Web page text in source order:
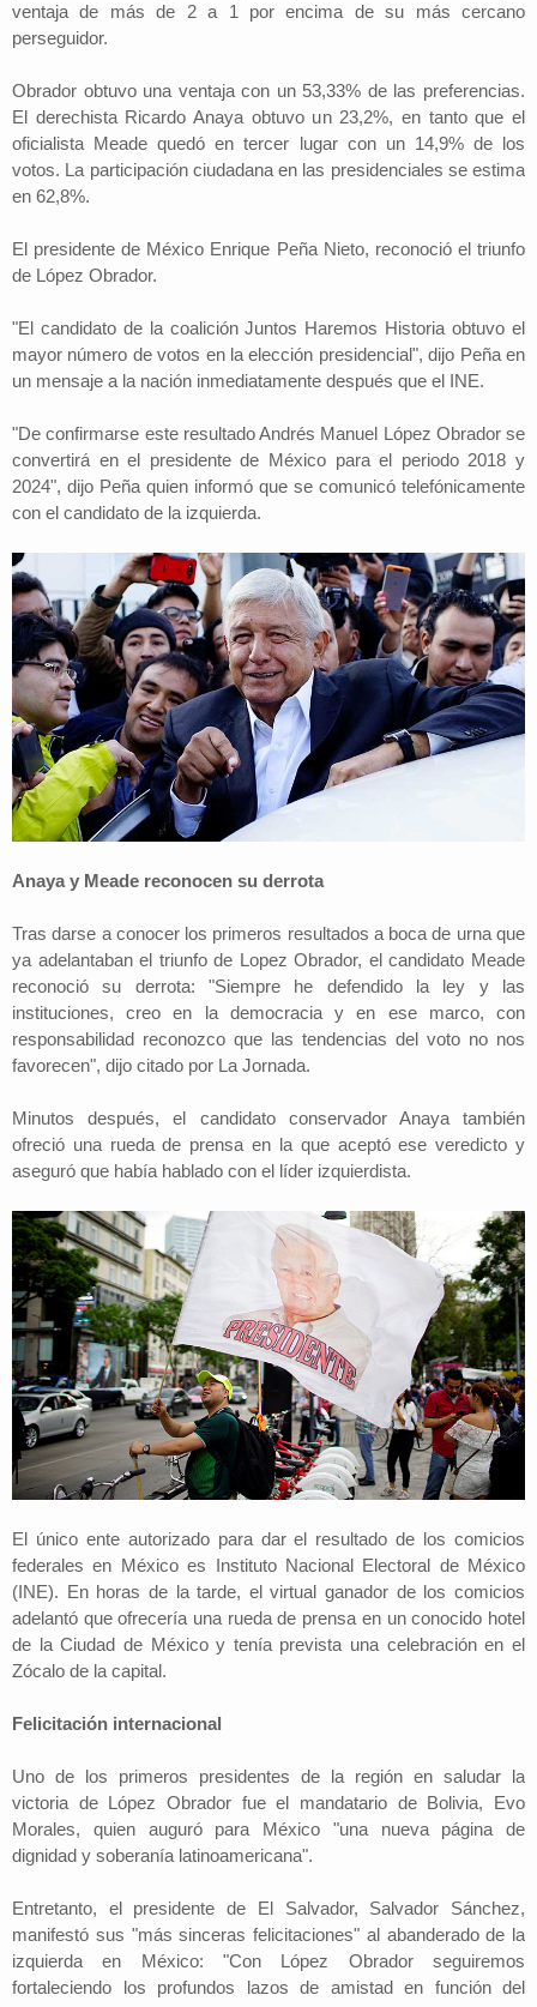
ventaja de más de 2 a 1 por encima de su más cercano
perseguidor.
Obrador obtuvo una ventaja con un 53,33% de las preferencias.
El derechista Ricardo Anaya obtuvo un 23,2%, en tanto que el
oficialista Meade quedó en tercer lugar con un 14,9% de los
votos. La participación ciudadana en las presidenciales se estima
en 62,8%.
El presidente de México Enrique Peña Nieto, reconoció el triunfo
de López Obrador.
"El candidato de la coalición Juntos Haremos Historia obtuvo el
mayor número de votos en la elección presidencial", dijo Peña en
un mensaje a la nación inmediatamente después que el INE.
"De confirmarse este resultado Andrés Manuel López Obrador se
convertirá en el presidente de México para el periodo 2018 y
2024", dijo Peña quien informó que se comunicó telefónicamente
con el candidato de la izquierda.
Anaya y Meade reconocen su derrota
Tras darse a conocer los primeros resultados a boca de urna que
ya adelantaban el triunfo de Lopez Obrador, el candidato Meade
reconoció su derrota: "Siempre he defendido la ley y las
instituciones, creo en la democracia y en ese marco, con
responsabilidad reconozco que las tendencias del voto no nos
favorecen", dijo citado por La Jornada.
Minutos después, el candidato conservador Anaya también
ofreció una rueda de prensa en la que aceptó ese veredicto y
aseguró que había hablado con el líder izquierdista.
El único ente autorizado para dar el resultado de los comicios
federales en México es Instituto Nacional Electoral de México
(INE). En horas de la tarde, el virtual ganador de los comicios
adelantó que ofrecería una rueda de prensa en un conocido hotel
de la Ciudad de México y tenía prevista una celebración en el
Zócalo de la capital.
Felicitación internacional
Uno de los primeros presidentes de la región en saludar la
victoria de López Obrador fue el mandatario de Bolivia, Evo
Morales, quien auguró para México "una nueva página de
dignidad y soberanía latinoamericana".
Entretanto, el presidente de El Salvador, Salvador Sánchez,
manifestó sus "más sinceras felicitaciones" al abanderado de la
izquierda en México: "Con López Obrador seguiremos
fortaleciendo los profundos lazos de amistad en función del